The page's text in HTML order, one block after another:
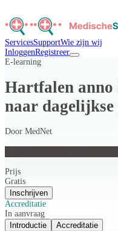
ServicesSupportWie zijn wij
InloggenRegistreer
E-learning
Hartfalen anno
naar
Door MedNet
Prijs
Gratis
Inschrijven
Accreditatie
In aanvraag
Introductie
Accreditatie